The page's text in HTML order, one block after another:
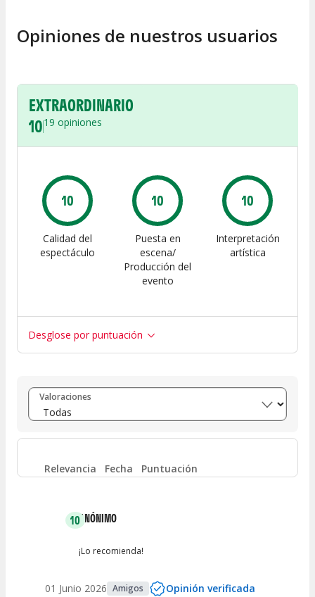
Opiniones de nuestros usuarios
EXTRAORDINARIO
1019 opiniones
10
Calidad del
espectáculo
10
Puesta en
escena/
Producción del
evento
10
Interpretación
artística
Desglose por puntuación
Entre 8 y 10 (19)
Entre 6 y 8 (0)
Entre 4 y 6 0
Valoraciones
Relevancia Fecha Puntuación
10ANÓNIMO
¡Lo recomienda!
01 Junio 2026 Amigos Opinión verificada